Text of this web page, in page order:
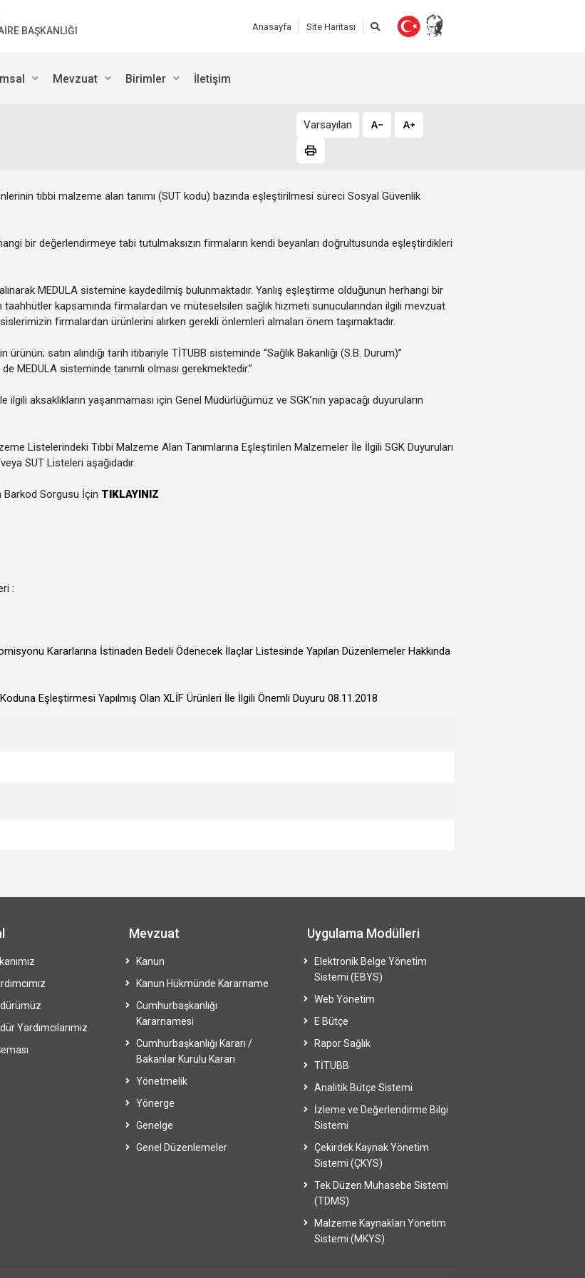
BAŞKANLIĞI
Anasayfa Site Haritası
Mevzuat Birimler İletişim
Varsayılan
tıbbi malzeme alan tanımı (SUT kodu) bazında eşleştirilmesi süreci Sosyal Güvenlik
bir değerlendirmeye tabi tutulmaksızın firmaların kendi beyanları doğrultusunda eşleştirdikleri
MEDULA sistemine kaydedilmiş bulunmaktadır. Yanlış eşleştirme olduğunun herhangi bir
kapsamında firmalardan ve müteselsilen sağlık hizmeti sunucularından ilgili mevzuat
firmalardan ürünlerini alırken gerekli önlemleri almaları önem taşımaktadır.
satın alındığı tarih itibariyle TİTUBB sisteminde “Sağlık Bakanlığı (S.B. Durum)”
MEDULA sisteminde tanımlı olması gerekmektedir.”
aksaklıkların yaşanmaması için Genel Müdürlüğümüz ve SGK’nın yapacağı duyuruların
Listelerindeki Tıbbi Malzeme Alan Tanımlarına Eşleştirilen Malzemeler İle İlgili SGK Duyuruları
SUT Listeleri aşağıdadır.
Barkod Sorgusu İçin TIKLAYINIZ
:
Kararlarına İstinaden Bedeli Ödenecek İlaçlar Listesinde Yapılan Düzenlemeler Hakkında
Eşleştirmesi Yapılmış Olan XLİF Ürünleri İle İlgili Önemli Duyuru 08.11.2018
Yardımcılarımız
Mevzuat
Kanun
Kanun Hükmünde Kararname
Cumhurbaşkanlığı
Kararnamesi
Cumhurbaşkanlığı Kararı /
Bakanlar Kurulu Kararı
Yönetmelik
Yönerge
Genelge
Genel Düzenlemeler
Uygulama Modülleri
Elektronik Belge Yönetim
Sistemi (EBYS)
Web Yönetim
E Bütçe
Rapor Sağlık
TİTUBB
Analitik Bütçe Sistemi
İzleme ve Değerlendirme Bilgi
Sistemi
Çekirdek Kaynak Yönetim
Sistemi (ÇKYS)
Tek Düzen Muhasebe Sistemi
(TDMS)
Malzeme Kaynakları Yönetim
Sistemi (MKYS)